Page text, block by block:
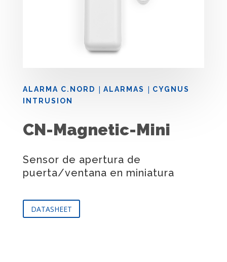
ALARMA C.NORD | ALARMAS | CYGNUS
INTRUSION
CN-Magnetic-Mini
Sensor de apertura de
puerta/ventana en miniatura
DATASHEET